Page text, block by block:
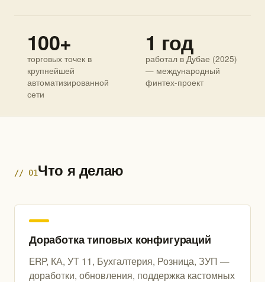
100+
торговых точек в
крупнейшей
автоматизированной
сети
1 год
работал в Дубае (2025)
— международный
финтех-проект
// 01Что я делаю
Доработка типовых конфигураций
ERP, КА, УТ 11, Бухгалтерия, Розница, ЗУП —
доработки, обновления, поддержка кастомных